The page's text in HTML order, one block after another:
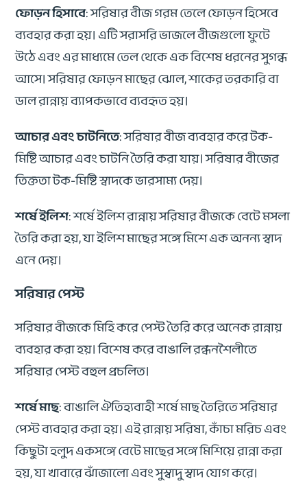
ফোড়ন হিসাবে: সরিষার বীজ গরম তেলে ফোড়ন হিসেবে
ব্যবহার করা হয়। এটি সরাসরি ভাজলে বীজগুলো ফুটে
উঠে এবং এর মাধ্যমে তেল থেকে এক বিশেষ ধরনের সুগন্ধ
আসে। সরিষার ফোড়ন মাছের ঝোল, শাকের তরকারি বা
ডাল রান্নায় ব্যাপকভাবে ব্যবহৃত হয়।
আচার এবং চাটনিতে: সরিষার বীজ ব্যবহার করে টক-
মিষ্টি আচার এবং চাটনি তৈরি করা যায়। সরিষার বীজের
তিক্ততা টক-মিষ্টি স্বাদকে ভারসাম্য দেয়।
শর্ষে ইলিশ: শর্ষে ইলিশ রান্নায় সরিষার বীজকে বেটে মসলা
তৈরি করা হয়, যা ইলিশ মাছের সঙ্গে মিশে এক অনন্য স্বাদ
এনে দেয়।
সরিষার পেস্ট
সরিষার বীজকে মিহি করে পেস্ট তৈরি করে অনেক রান্নায়
ব্যবহার করা হয়। বিশেষ করে বাঙালি রন্ধনশৈলীতে
সরিষার পেস্ট বহুল প্রচলিত।
শর্ষে মাছ: বাঙালি ঐতিহ্যবাহী শর্ষে মাছ তৈরিতে সরিষার
পেস্ট ব্যবহার করা হয়। এই রান্নায় সরিষা, কাঁচা মরিচ এবং
কিছুটা হলুদ একসঙ্গে বেটে মাছের সঙ্গে মিশিয়ে রান্না করা
হয়, যা খাবারে ঝাঁজালো এবং সুস্বাদু স্বাদ যোগ করে।